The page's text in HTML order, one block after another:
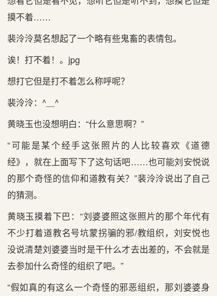
摸不着……
裴泠泠莫名想起了一个略有些鬼畜的表情包。
诶！打不着！。jpg
想打它但是打不着怎么称呼呢？
裴泠泠：^＿^
黄晓玉也没想明白：“什么意思啊？”
“可能是某个经手这张照片的人比较喜欢《道德
经》，就在上面写下了这句话吧……也可能刘安悦说
的那个奇怪的信仰和道教有关？”裴泠泠说出了自己
的猜测。
黄晓玉摸着下巴：“刘婆婆照这张照片的那个年代有
不少打着道教名号坑蒙拐骗的邪/教组织，刘安悦也
没说清楚刘婆婆当时是干什么才去出差的，不会就是
去参加什么奇怪的组织了吧。”
“假如真的有这么一个奇怪的邪恶组织，那刘婆婆身